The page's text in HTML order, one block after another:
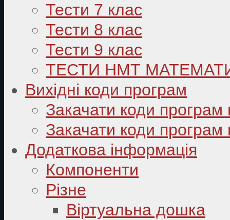
Тести 7 клас
Тести 8 клас
Тести 9 клас
ТЕСТИ НМТ
Вихідні коди програм
Закачати коди програм
Закачати коди програм
Додаткова інформація
Компоненти
Різне
Віртуальна дошка